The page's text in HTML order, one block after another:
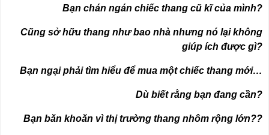
ĐỘNG
NHÔM
THANG
LỒNG)
Bạn chán ngán chiếc thang cũ kĩ của mình?
Cũng sở hữu thang như bao nhà nhưng nó lại không
giúp ích được gì?
Bạn ngại phải tìm hiểu để mua một chiếc thang mới…
Dù biết rằng bạn đang cần?
Bạn băn khoăn vì thị trường thang nhôm rộng lớn??